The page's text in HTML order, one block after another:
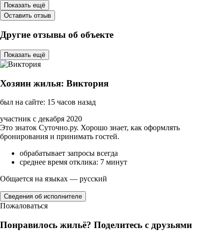
Показать ещё
Оставить отзыв
Другие отзывы об объекте
Показать ещё
Хозяин жилья: Виктория
был на сайте: 15 часов назад
участник с декабря 2020
Это знаток Суточно.ру. Хорошо знает, как оформлять
бронирования и принимать гостей.
обрабатывает запросы всегда
среднее время отклика: 7 минут
Общается на языках — русский
Сведения об исполнителе
Пожаловаться
Понравилось жильё? Поделитесь с друзьями